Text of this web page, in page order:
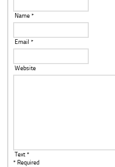
Name *
Email *
Website
Text *
* Required